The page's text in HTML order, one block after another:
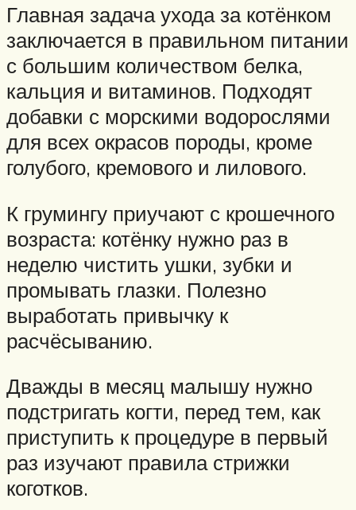
Главная задача ухода за котёнком
заключается в правильном питании
с большим количеством белка,
кальция и витаминов. Подходят
добавки с морскими водорослями
для всех окрасов породы, кроме
голубого, кремового и лилового.
К грумингу приучают с крошечного
возраста: котёнку нужно раз в
неделю чистить ушки, зубки и
промывать глазки. Полезно
выработать привычку к
расчёсыванию.
Дважды в месяц малышу нужно
подстригать когти, перед тем, как
приступить к процедуре в первый
раз изучают правила стрижки
коготков.